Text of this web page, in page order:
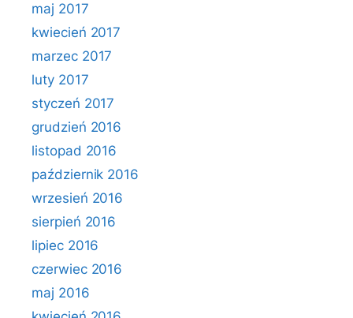
maj 2017
kwiecień 2017
marzec 2017
luty 2017
styczeń 2017
grudzień 2016
listopad 2016
październik 2016
wrzesień 2016
sierpień 2016
lipiec 2016
czerwiec 2016
maj 2016